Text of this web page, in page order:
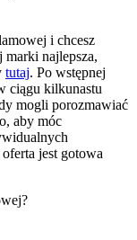
i chcesz
najlepsza,
tutaj. Po wstępnej
ciągu kilkunastu
mogli porozmawiać
aby móc
jest gotowa